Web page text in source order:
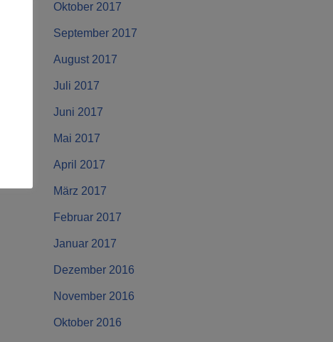
Oktober 2017
September 2017
August 2017
Juli 2017
Juni 2017
Mai 2017
April 2017
März 2017
Februar 2017
Januar 2017
Dezember 2016
November 2016
Oktober 2016